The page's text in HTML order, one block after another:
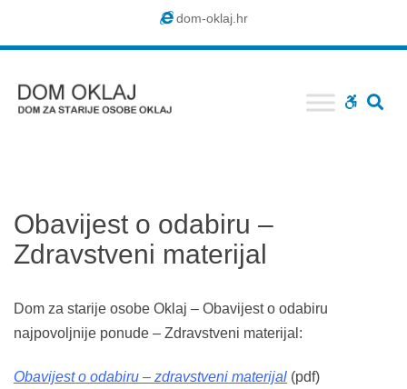
dom-oklaj.hr
WCAG
Obavijest o odabiru –
Zdravstveni materijal
Dom za starije osobe Oklaj – Obavijest o odabiru
najpovoljnije ponude – Zdravstveni materijal:
Obavijest o odabiru – zdravstveni materijal (pdf)